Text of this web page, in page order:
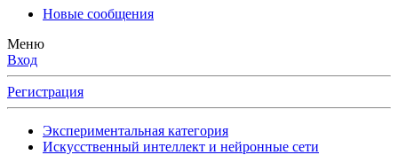
Новые сообщения
Меню
Вход
Регистрация
Экспериментальная категория
Искусственный интеллект и нейронные сети